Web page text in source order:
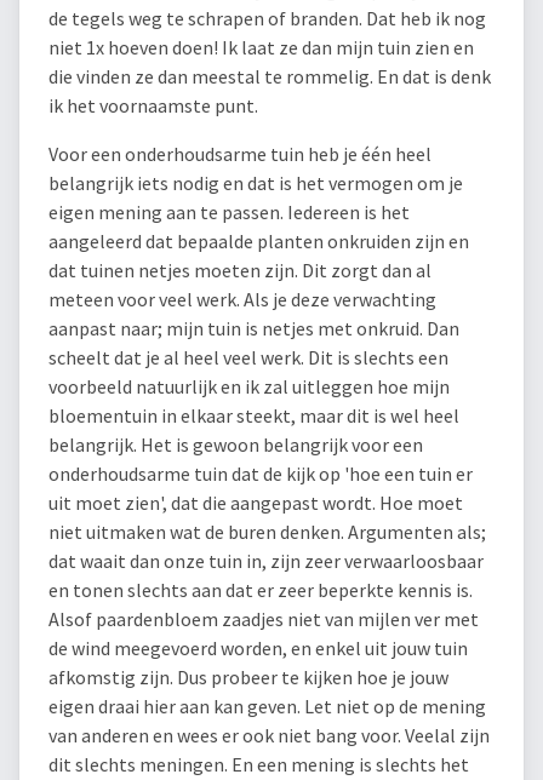
de tegels weg te schrapen of branden. Dat heb ik nog
niet 1x hoeven doen! Ik laat ze dan mijn tuin zien en
die vinden ze dan meestal te rommelig. En dat is denk
ik het voornaamste punt.
Voor een onderhoudsarme tuin heb je één heel
belangrijk iets nodig en dat is het vermogen om je
eigen mening aan te passen. Iedereen is het
aangeleerd dat bepaalde planten onkruiden zijn en
dat tuinen netjes moeten zijn. Dit zorgt dan al
meteen voor veel werk. Als je deze verwachting
aanpast naar; mijn tuin is netjes met onkruid. Dan
scheelt dat je al heel veel werk. Dit is slechts een
voorbeeld natuurlijk en ik zal uitleggen hoe mijn
bloementuin in elkaar steekt, maar dit is wel heel
belangrijk. Het is gewoon belangrijk voor een
onderhoudsarme tuin dat de kijk op 'hoe een tuin er
uit moet zien', dat die aangepast wordt. Hoe moet
niet uitmaken wat de buren denken. Argumenten als;
dat waait dan onze tuin in, zijn zeer verwaarloosbaar
en tonen slechts aan dat er zeer beperkte kennis is.
Alsof paardenbloem zaadjes niet van mijlen ver met
de wind meegevoerd worden, en enkel uit jouw tuin
afkomstig zijn. Dus probeer te kijken hoe je jouw
eigen draai hier aan kan geven. Let niet op de mening
van anderen en wees er ook niet bang voor. Veelal zijn
dit slechts meningen. En een mening is slechts het